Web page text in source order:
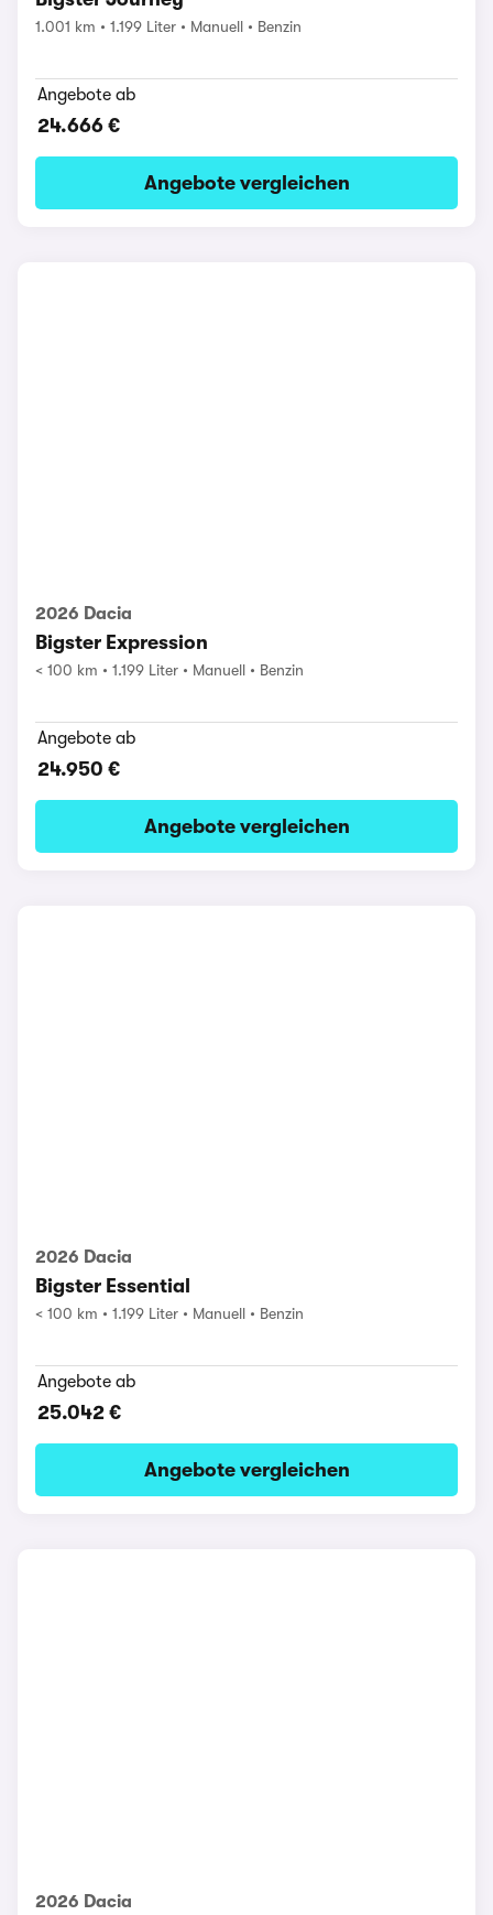
1.001 km 1.199 Liter Manuell Benzin
Angebote ab
24.666 €
Angebote vergleichen
2026 Dacia
Bigster Expression
< 100 km 1.199 Liter Manuell Benzin
Angebote ab
24.950 €
Angebote vergleichen
2026 Dacia
Bigster Essential
< 100 km 1.199 Liter Manuell Benzin
Angebote ab
25.042 €
Angebote vergleichen
2026 Dacia